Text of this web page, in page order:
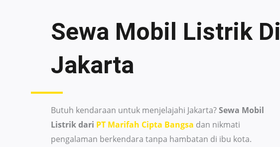
Sewa Mobil Listrik Di
Jakarta
Butuh kendaraan untuk menjelajahi Jakarta?Sewa Mobil
Listrik dari PT Marifah Cipta Bangsa dan nikmati
pengalaman berkendara tanpa hambatan di ibu kota.